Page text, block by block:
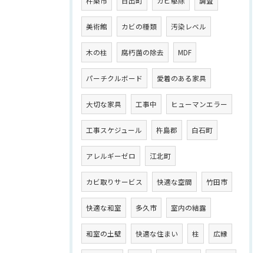
美術館 カビの種類 汚染レベル
木の柱 腐朽菌の除去 MDF
パーチクルボード 愛着のある家具
大切な家具 工事中 ヒューマンエラー
工事スケジュール 杵島郡 白石町
アレルギーゼロ 江北町
カビ取りサービス 快適な空間 竹田市
快適な和室 多久市 室内の結露
和室の土壁 快適な住まい 柱 広縁